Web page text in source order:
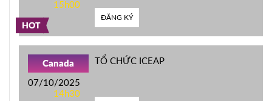
HOT
15h00
ĐĂNG KÝ
Canada
07/10/2025
14h30
TỔ CHỨC ICEAP